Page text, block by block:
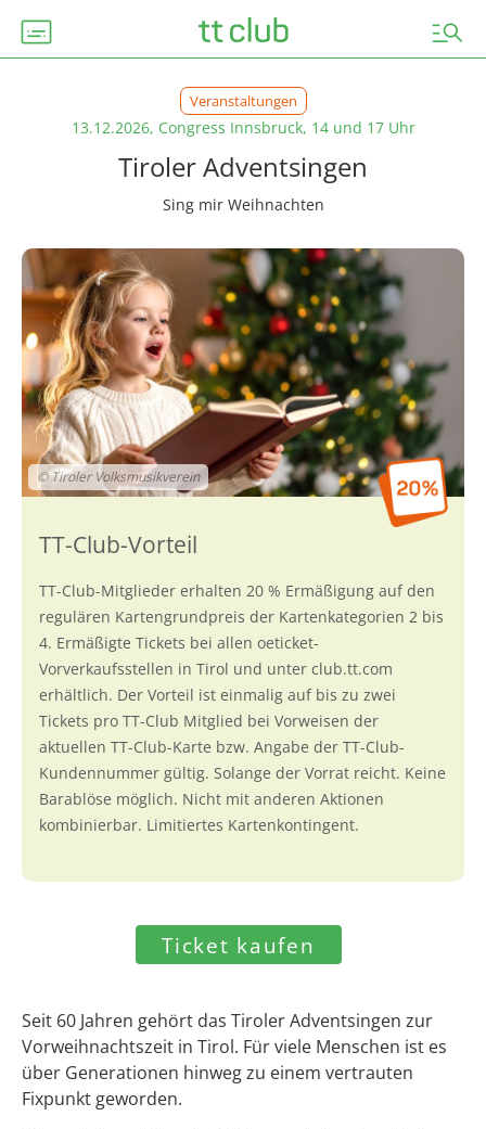
subtitles manage_search
Veranstaltungen
13.12.2026, Congress Innsbruck, 14 und 17 Uhr
Tiroler Adventsingen
Sing mir Weihnachten
© Tiroler Volksmusikverein
TT-Club-Mitglieder erhalten 20 % Ermäßigung auf den
regulären Kartengrundpreis der Kartenkategorien 2 bis
4. Ermäßigte Tickets bei allen oeticket-
Vorverkaufsstellen in Tirol und unter club.tt.com
erhältlich. Der Vorteil ist einmalig auf bis zu zwei
Tickets pro TT-Club Mitglied bei Vorweisen der
aktuellen TT-Club-Karte bzw. Angabe der TT-Club-
Kundennummer gültig. Solange der Vorrat reicht. Keine
Barablöse möglich. Nicht mit anderen Aktionen
kombinierbar. Limitiertes Kartenkontingent.
Ticket kaufen
Seit 60 Jahren gehört das Tiroler Adventsingen zur
Vorweihnachtszeit in Tirol. Für viele Menschen ist es
über Generationen hinweg zu einem vertrauten
Fixpunkt geworden.